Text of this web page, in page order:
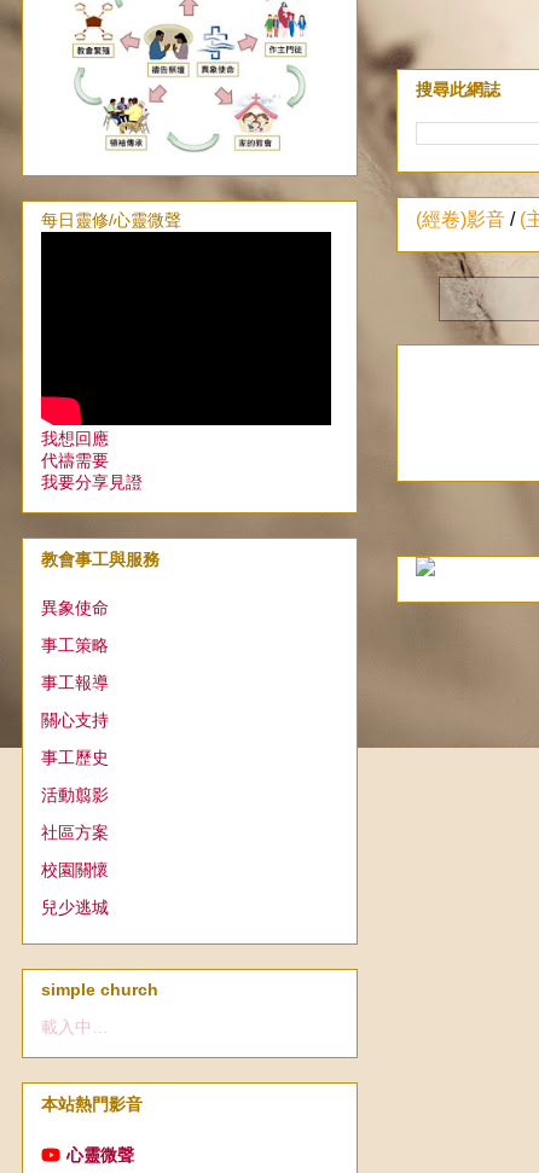
搜尋此網誌
(經卷)影音 / (
每日靈修/心靈微聲
我想回應
代禱需要
我要分享見證
教會事工與服務
異象使命
事工策略
事工報導
關心支持
事工歷史
活動翦影
社區方案
校園關懷
兒少逃城
simple church
載入中…
本站熱門影音
心靈微聲